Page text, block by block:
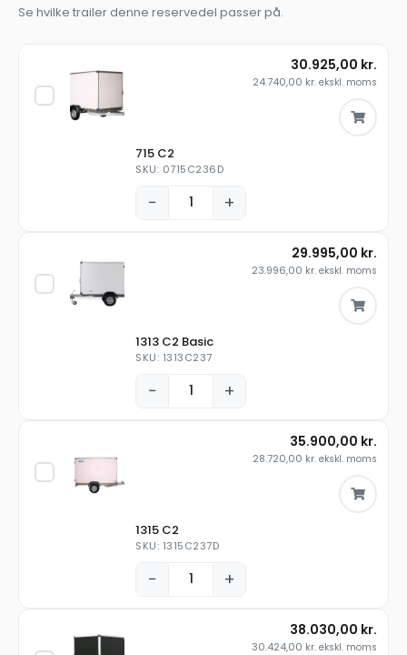
Se hvilke trailer denne reservedel passer på.
715 C2
SKU: 0715C236D
− +
30.925,00 kr.
24.740,00 kr. ekskl. moms
1313 C2 Basic
SKU: 1313C237
− +
29.995,00 kr.
23.996,00 kr. ekskl. moms
1315 C2
SKU: 1315C237D
− +
35.900,00 kr.
28.720,00 kr. ekskl. moms
38.030,00 kr.
30.424,00 kr. ekskl. moms